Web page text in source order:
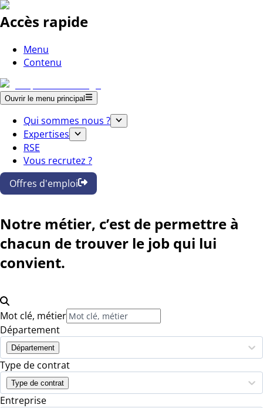
Accès rapide
Menu
Contenu
Ouvrir le menu principal
Qui sommes nous ?
Expertises
RSE
Vous recrutez ?
Offres d'emploi
Notre métier, c’est de permettre à
chacun de trouver le job qui lui
convient.
Mot clé, métier
Département
Département
Type de contrat
Type de contrat
Entreprise